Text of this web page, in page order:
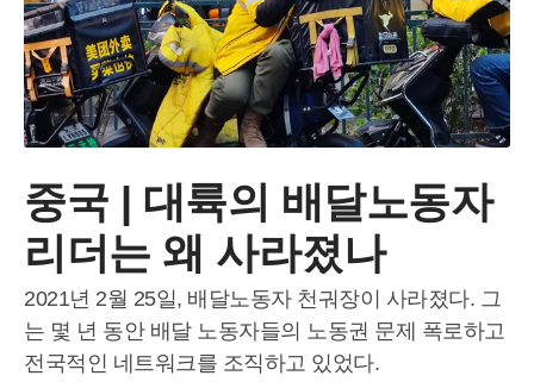
중국 | 대륙의 배달노동자
리더는 왜 사라졌나
2021년 2월 25일, 배달노동자 천궈장이 사라졌다. 그
는 몇 년 동안 배달 노동자들의 노동권 문제 폭로하고
전국적인 네트워크를 조직하고 있었다.